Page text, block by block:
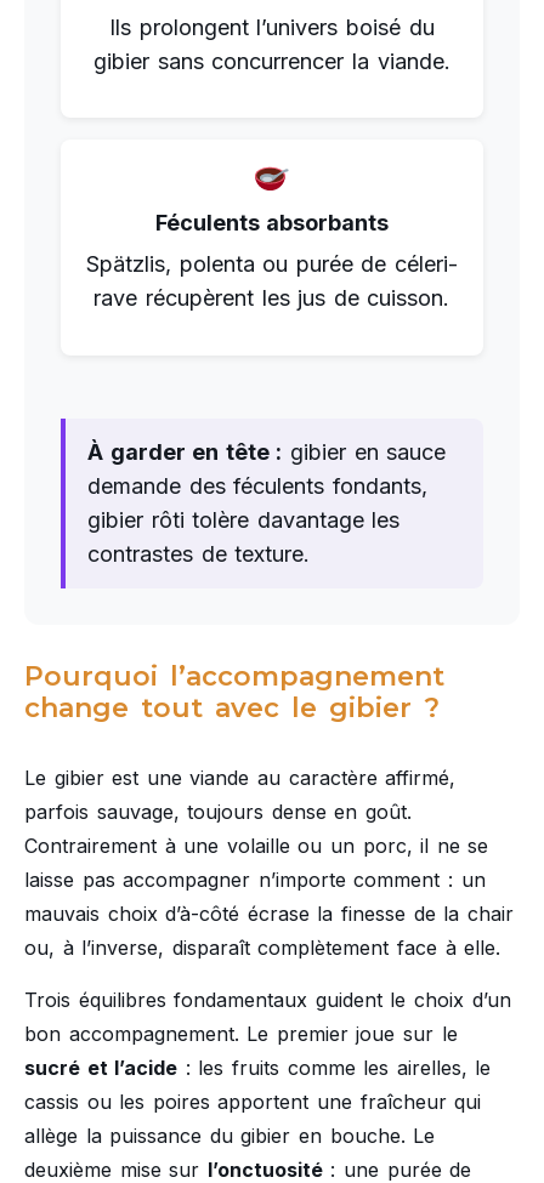
Ils prolongent l’univers boisé du
gibier sans concurrencer la viande.
Féculents absorbants
Spätzlis, polenta ou purée de céleri-
rave récupèrent les jus de cuisson.
À garder en tête : gibier en sauce
demande des féculents fondants,
gibier rôti tolère davantage les
contrastes de texture.
Pourquoi l’accompagnement
change tout avec le gibier ?
Le gibier est une viande au caractère affirmé,
parfois sauvage, toujours dense en goût.
Contrairement à une volaille ou un porc, il ne se
laisse pas accompagner n’importe comment : un
mauvais choix d’à-côté écrase la finesse de la chair
ou, à l’inverse, disparaît complètement face à elle.
Trois équilibres fondamentaux guident le choix d’un
bon accompagnement. Le premier joue sur le
sucré et l’acide : les fruits comme les airelles, le
cassis ou les poires apportent une fraîcheur qui
allège la puissance du gibier en bouche. Le
deuxième mise sur l’onctuosité: une purée de